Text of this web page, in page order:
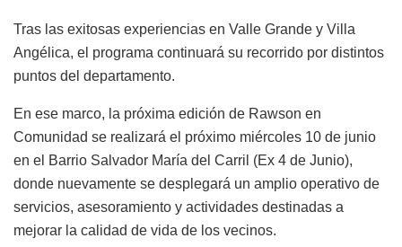
Tras las exitosas experiencias en Valle Grande y Villa
Angélica, el programa continuará su recorrido por distintos
puntos del departamento.
En ese marco, la próxima edición de Rawson en
Comunidad se realizará el próximo miércoles 10 de junio
en el Barrio Salvador María del Carril (Ex 4 de Junio),
donde nuevamente se desplegará un amplio operativo de
servicios, asesoramiento y actividades destinadas a
mejorar la calidad de vida de los vecinos.